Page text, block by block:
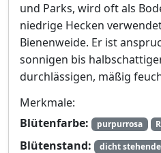
und Parks, wird oft als
niedrige Hecken
Bienenweide. Er ist
sonnigen bis
durchlässigen, mäßig
Merkmale:
Blütenfarbe:
purpurrosa
Blütenstand: dicht